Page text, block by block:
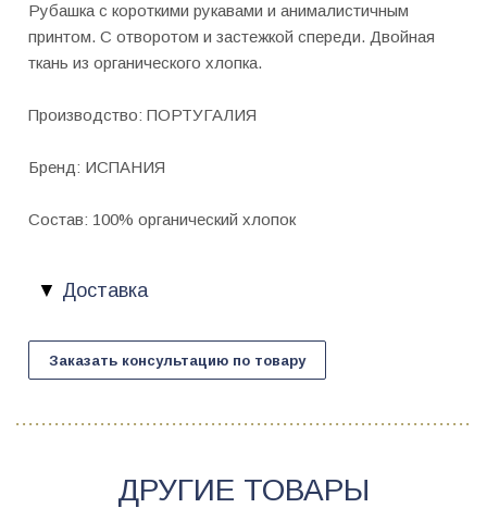
Рубашка с короткими рукавами и анималистичным
принтом. С отворотом и застежкой спереди. Двойная
ткань из органического хлопка.
Производство: ПОРТУГАЛИЯ
Бренд: ИСПАНИЯ
Состав: 100% органический хлопок
Доставка
Заказать консультацию по товару
ДРУГИЕ ТОВАРЫ